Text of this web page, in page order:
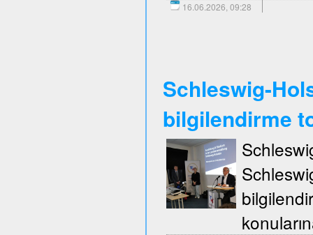
16.06.2026, 09:28
Schleswig-
bilgilendirme